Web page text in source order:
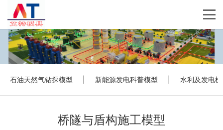
石油天然气钻探模型 新能源发电科普模型 水利及发电
桥隧与盾构施工模型